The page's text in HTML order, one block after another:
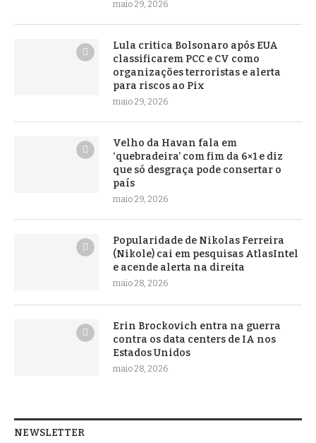
maio 29, 2026
Lula critica Bolsonaro após EUA
classificarem PCC e CV como
organizações terroristas e alerta
para riscos ao Pix
maio 29, 2026
Velho da Havan fala em
‘quebradeira’ com fim da 6×1 e diz
que só desgraça pode consertar o
país
maio 29, 2026
Popularidade de Nikolas Ferreira
(Nikole) cai em pesquisas AtlasIntel
e acende alerta na direita
maio 28, 2026
Erin Brockovich entra na guerra
contra os data centers de IA nos
Estados Unidos
maio 28, 2026
NEWSLETTER